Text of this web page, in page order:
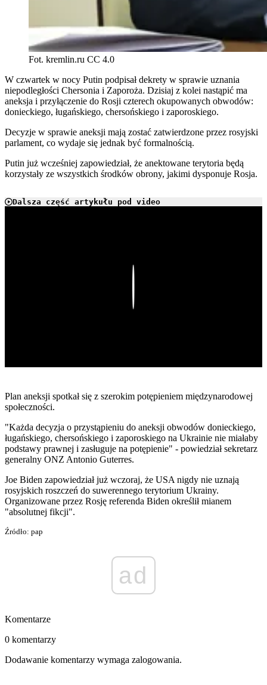
Fot. kremlin.ru CC 4.0
W czwartek w nocy Putin podpisał dekrety w sprawie uznania
niepodległości Chersonia i Zaporoża. Dzisiaj z kolei nastąpić ma
aneksja i przyłączenie do Rosji czterech okupowanych obwodów:
donieckiego, ługańskiego, chersońskiego i zaporoskiego.
Decyzje w sprawie aneksji mają zostać zatwierdzone przez rosyjski
parlament, co wydaje się jednak być formalnością.
Putin już wcześniej zapowiedział, że anektowane terytoria będą
korzystały ze wszystkich środków obrony, jakimi dysponuje Rosja.
Dalsza część artykułu pod video
Plan aneksji spotkał się z szerokim potępieniem międzynarodowej
społeczności.
"Każda decyzja o przystąpieniu do aneksji obwodów donieckiego,
ługańskiego, chersońskiego i zaporoskiego na Ukrainie nie miałaby
podstawy prawnej i zasługuje na potępienie" - powiedział sekretarz
generalny ONZ Antonio Guterres.
Joe Biden zapowiedział już wczoraj, że USA nigdy nie uznają
rosyjskich roszczeń do suwerennego terytorium Ukrainy.
Organizowane przez Rosję referenda Biden określił mianem
"absolutnej fikcji".
Źródło: pap
ad
Komentarze
0 komentarzy
Dodawanie komentarzy wymaga zalogowania.